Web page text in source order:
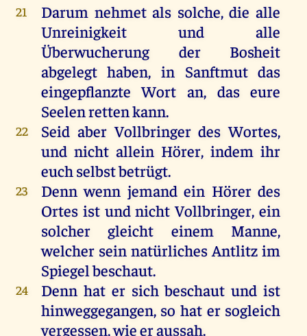
21
Darum nehmet als solche, die alle
Unreinigkeit und alle
Überwucherung der Bosheit
abgelegt haben, in Sanftmut das
eingepflanzte Wort an, das eure
Seelen retten kann.
22
Seid aber Vollbringer des Wortes,
und nicht allein Hörer, indem ihr
euch selbst betrügt.
23
Denn wenn jemand ein Hörer des
Ortes ist und nicht Vollbringer, ein
solcher gleicht einem Manne,
welcher sein natürliches Antlitz im
Spiegel beschaut.
24
Denn hat er sich beschaut und ist
hinweggegangen, so hat er sogleich
vergessen, wie er aussah.